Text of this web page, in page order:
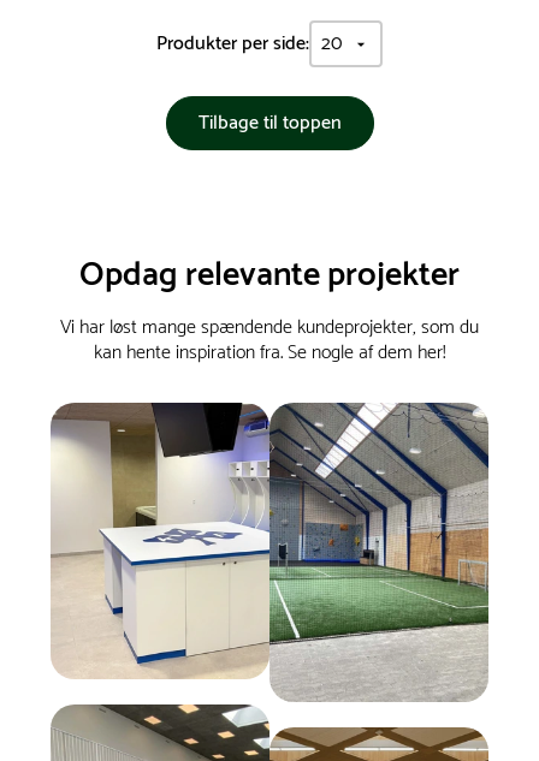
Produkter per side:
Tilbage til toppen
Opdag relevante projekter
Vi har løst mange spændende kundeprojekter, som du
kan hente inspiration fra. Se nogle af dem her!